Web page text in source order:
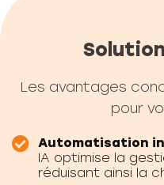
Les avantages
pour
Automatisation
IA optimise la
réduisant ainsi la